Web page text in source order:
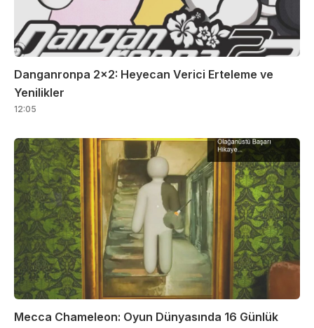
Danganronpa 2×2: Heyecan Verici Erteleme ve
Yenilikler
12:05
Mecca Chameleon: Oyun Dünyasında 16 Günlük